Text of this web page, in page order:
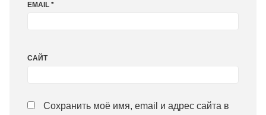
EMAIL *
САЙТ
Сохранить моё имя, email и адрес сайта в